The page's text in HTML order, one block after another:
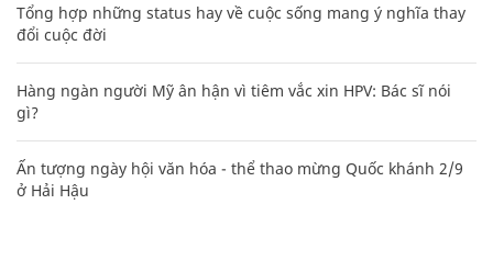
Tổng hợp những status hay về cuộc sống mang ý nghĩa thay
đổi cuộc đời
Hàng ngàn người Mỹ ân hận vì tiêm vắc xin HPV: Bác sĩ nói
gì?
Ấn tượng ngày hội văn hóa - thể thao mừng Quốc khánh 2/9
ở Hải Hậu